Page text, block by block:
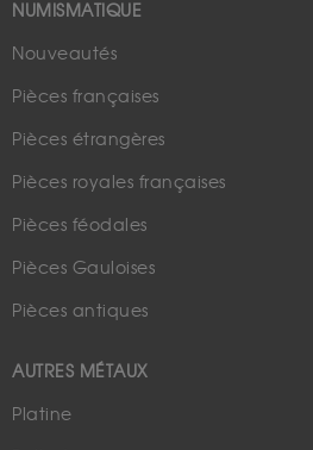
NUMISMATIQUE
Nouveautés
Pièces françaises
Pièces étrangères
Pièces royales françaises
Pièces féodales
Pièces Gauloises
Pièces antiques
AUTRES MÉTAUX
Platine